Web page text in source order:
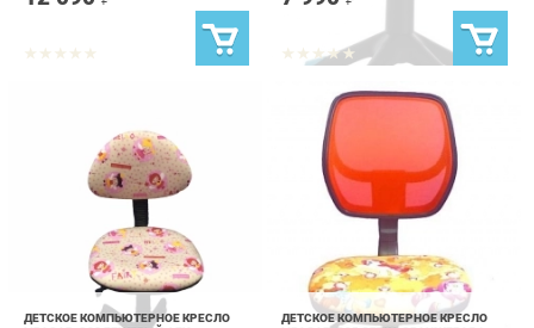
ДЕТСКОЕ КОМПЬЮТЕРНОЕ КРЕСЛО
LIBAO LB-C02 БЕЖЕВЫЙ ФЕИ
₽
ДЕТСКОЕ КОМПЬЮТЕРНОЕ КРЕСЛО
LIBAO LB-C05 СЕТКА ОРАНЖЕВАЯ /
3 490₽